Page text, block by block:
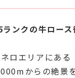
ランクの牛ロース
ロエリアにある
からの絶景